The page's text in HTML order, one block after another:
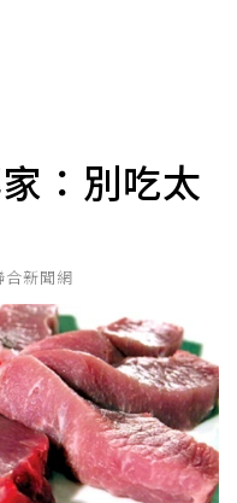
：別吃太
合新聞網